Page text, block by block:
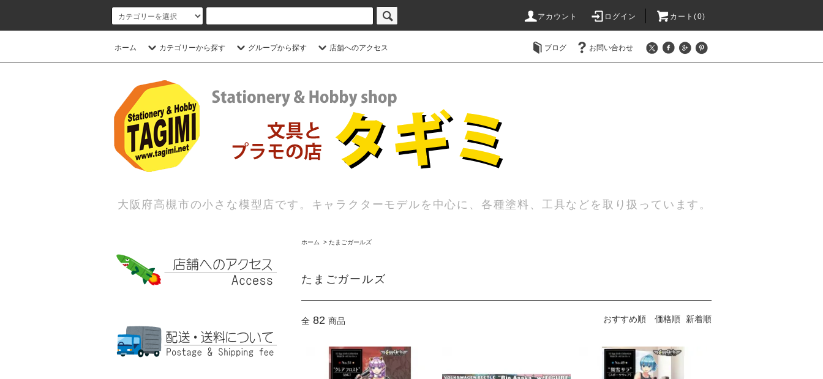
アカウント ログイン カート(0)
ホーム カテゴリーから探す グループから探す 店舗へのアクセス ブログ お問い合わせ
大阪府高槻市の小さな模型店です。キャラクターモデルを中心に、各種塗料、工具などを取り扱っています。
ホーム > たまごガールズ
たまごガールズ
全 82 商品 おすすめ順 価格順 新着順